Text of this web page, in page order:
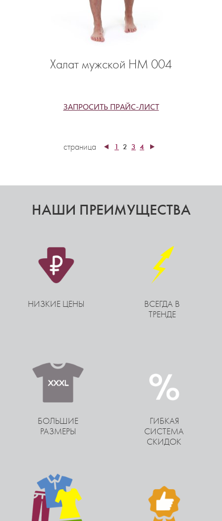
Халат мужской НМ 004
ЗАПРОСИТЬ ПРАЙС-ЛИСТ
страница 1 2 3 4
НАШИ ПРЕИМУЩЕСТВА
НИЗКИЕ ЦЕНЫ
ВСЕГДА В
ТРЕНДЕ
БОЛЬШИЕ
РАЗМЕРЫ
ГИБКАЯ
СИСТЕМА
СКИДОК